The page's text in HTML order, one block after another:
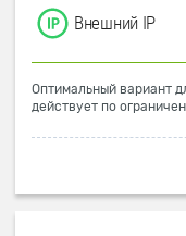
Внешний IP
Оптимальный вариант
действует по